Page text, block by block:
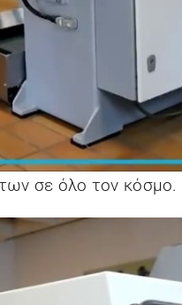
σε όλο τον κόσμο.